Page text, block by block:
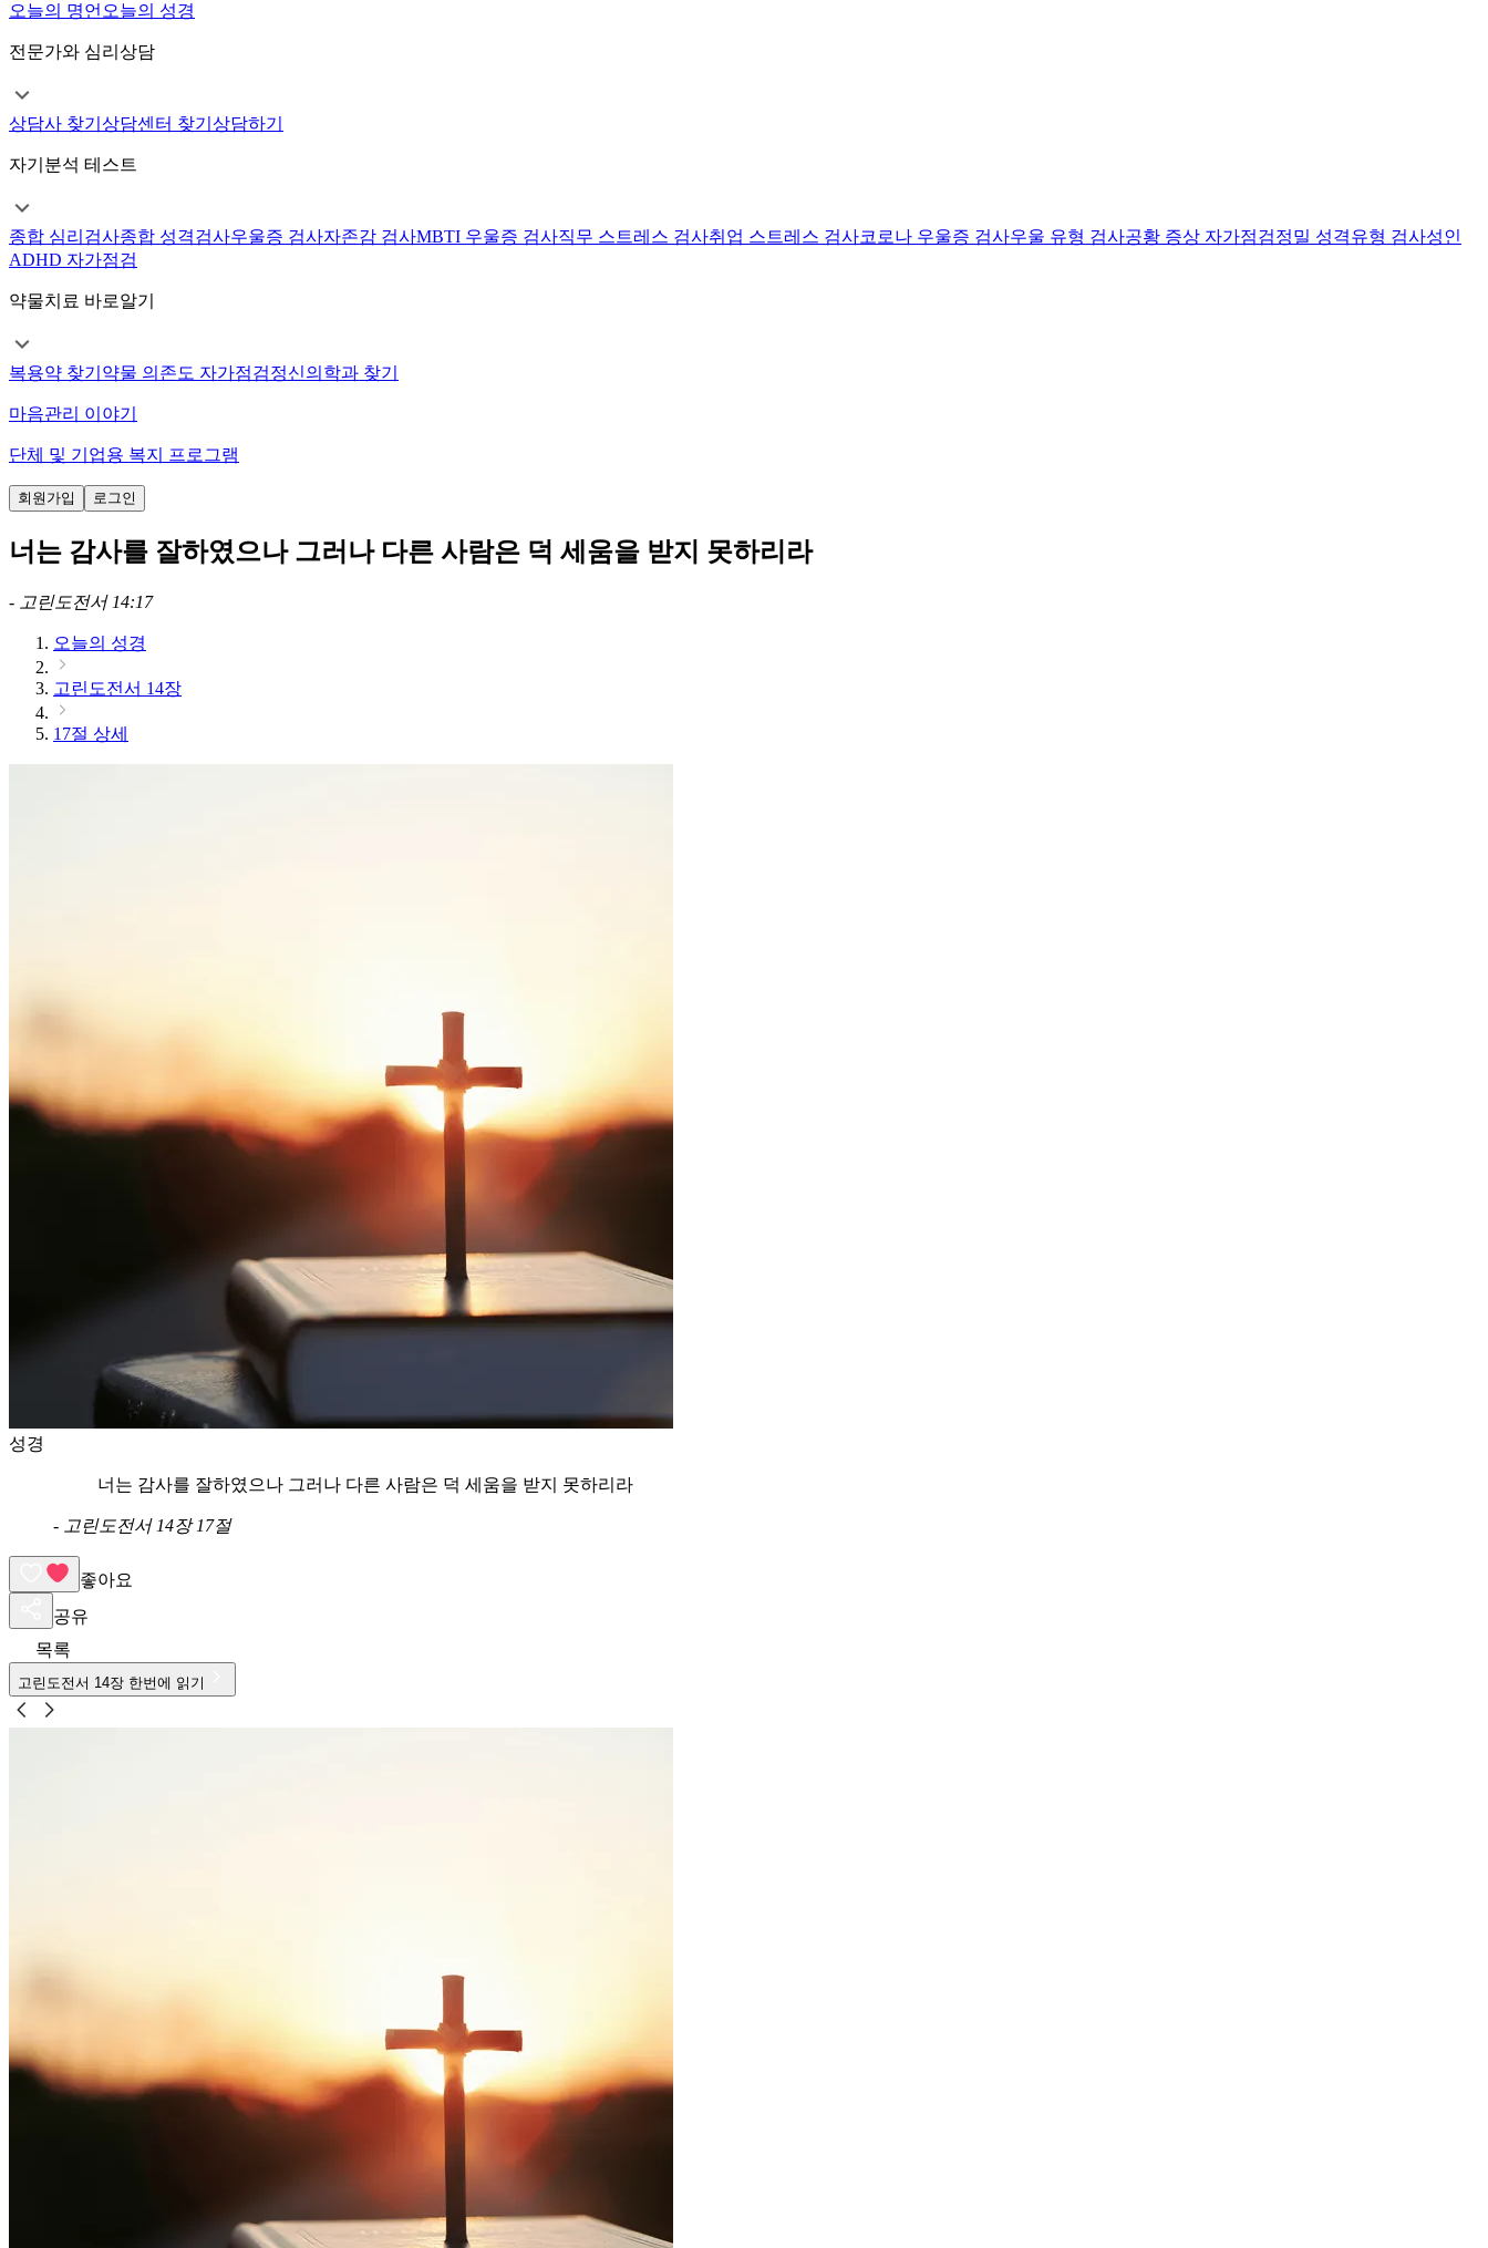
오늘의 명언 오늘의 성경
전문가와 심리상담
상담사 찾기 상담센터 찾기 상담하기
자기분석 테스트
종합 심리검사종합 성격검사우울증 검사자존감 검사MBTI 우울증 검사직무 스트레스 검사취업 스트레스 검사코로나 우울증 검사우울 유형 검사공황 증상 자가점검정밀 성격유형 검사성인
ADHD 자가점검
약물치료 바로알기
복용약 찾기 약물 의존도 자가점검정신의학과 찾기
마음관리 이야기
단체 및 기업용 복지 프로그램
회원가입 로그인
너는 감사를 잘하였으나 그러나 다른 사람은 덕 세움을 받지 못하리라
- 고린도전서 14:17
오늘의 성경
고린도전서 14장
17절 상세
성경
너는 감사를 잘하였으나 그러나 다른 사람은 덕 세움을 받지 못하리라
- 고린도전서 14장 17절
좋아요
공유
목록
고린도전서 14장 한번에 읽기